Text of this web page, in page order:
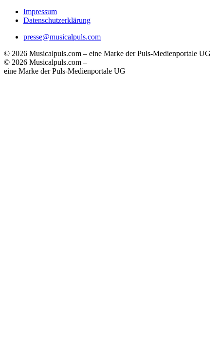
Impressum
Datenschutzerklärung
presse@musicalpuls.com
© 2026 Musicalpuls.com – eine Marke der Puls-Medienportale UG
© 2026 Musicalpuls.com –
eine Marke der Puls-Medienportale UG